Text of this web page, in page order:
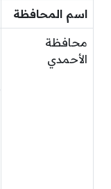
اسم المحافظة
محافظة
الأحمدي